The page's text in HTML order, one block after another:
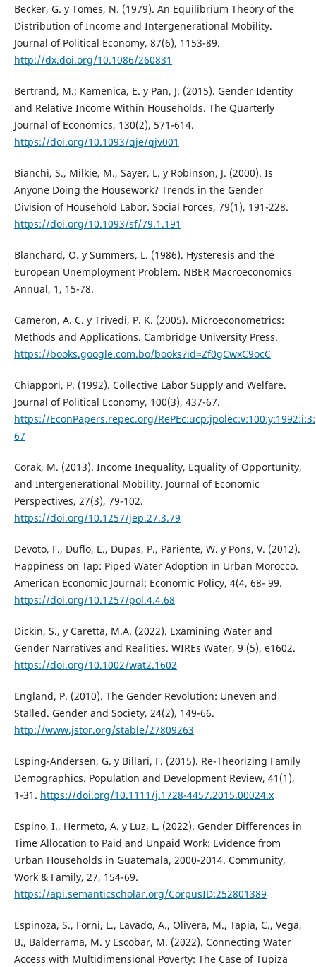
Becker, G. y Tomes, N. (1979). An Equilibrium Theory of the
Distribution of Income and Intergenerational Mobility.
Journal of Political Economy, 87(6), 1153-89.
http://dx.doi.org/10.1086/260831
Bertrand, M.; Kamenica, E. y Pan, J. (2015). Gender Identity
and Relative Income Within Households. The Quarterly
Journal of Economics, 130(2), 571-614.
https://doi.org/10.1093/qje/qjv001
Bianchi, S., Milkie, M., Sayer, L. y Robinson, J. (2000). Is
Anyone Doing the Housework? Trends in the Gender
Division of Household Labor. Social Forces, 79(1), 191-228.
https://doi.org/10.1093/sf/79.1.191
Blanchard, O. y Summers, L. (1986). Hysteresis and the
European Unemployment Problem. NBER Macroeconomics
Annual, 1, 15-78.
Cameron, A. C. y Trivedi, P. K. (2005). Microeconometrics:
Methods and Applications. Cambridge University Press.
https://books.google.com.bo/books?id=Zf0gCwxC9ocC
Chiappori, P. (1992). Collective Labor Supply and Welfare.
Journal of Political Economy, 100(3), 437-67.
https://EconPapers.repec.org/
67
Corak, M. (2013). Income Inequality, Equality of Opportunity,
and Intergenerational Mobility. Journal of Economic
Perspectives, 27(3), 79-102.
https://doi.org/10.1257/jep.27.3.79
Devoto, F., Duflo, E., Dupas, P., Pariente, W. y Pons, V. (2012).
Happiness on Tap: Piped Water Adoption in Urban Morocco.
American Economic Journal: Economic Policy, 4(4, 68- 99.
https://doi.org/10.1257/pol.4.4.68
Dickin, S., y Caretta, M.A. (2022). Examining Water and
Gender Narratives and Realities. WIREs Water, 9 (5), e1602.
https://doi.org/10.1002/wat2.1602
England, P. (2010). The Gender Revolution: Uneven and
Stalled. Gender and Society, 24(2), 149-66.
http://www.jstor.org/stable/27809263
Esping-Andersen, G. y Billari, F. (2015). Re-Theorizing Family
Demographics. Population and Development Review, 41(1),
1-31. https://doi.org/10.1111/j.1728-4457.2015.00024.x
Espino, I., Hermeto, A. y Luz, L. (2022). Gender Differences in
Time Allocation to Paid and Unpaid Work: Evidence from
Urban Households in Guatemala, 2000-2014. Community,
Work & Family, 27, 154-69.
https://api.semanticscholar.org/CorpusID:252801389
Espinoza, S., Forni, L., Lavado, A., Olivera, M., Tapia, C., Vega,
B., Balderrama, M. y Escobar, M. (2022). Connecting Water
Access with Multidimensional Poverty: The Case of Tupiza